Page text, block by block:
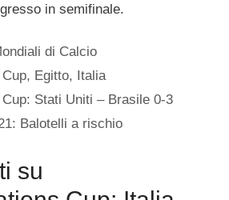
in semifinale.
di Calcio
, Egitto, Italia
Stati Uniti – Brasile 0-3
Balotelli a rischio
su